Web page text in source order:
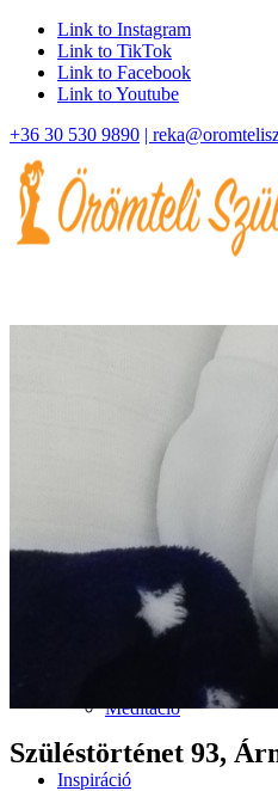
Link to Instagram
Link to TikTok
Link to Facebook
Link to Youtube
+36 30 530 9890 |
Hypnobirthing®
Egyéni konzultáció
Meditáció
Inspiráció
Szüléstörténet 93,